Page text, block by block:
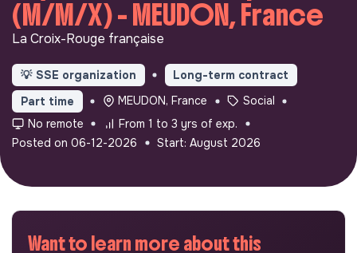
(M/M/X) - MEUDON, France
La Croix-Rouge française
💡 SSE organization
Long-term contract
Part time
MEUDON, France
Social
No remote
From 1 to 3 yrs of exp.
Posted on 06-12-2026
Start: August 2026
Want to learn more about this